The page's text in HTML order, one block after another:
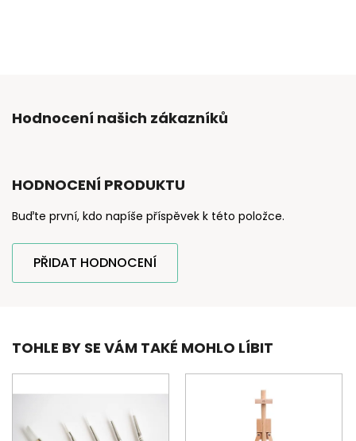
Hodnocení našich zákazníků
HODNOCENÍ PRODUKTU
Buďte první, kdo napíše příspěvek k této položce.
PŘIDAT HODNOCENÍ
TOHLE BY SE VÁM TAKÉ MOHLO LÍBIT